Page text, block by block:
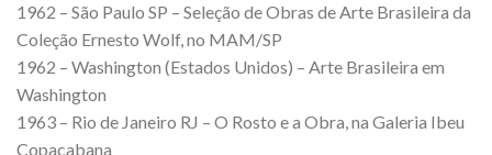
1962 – São Paulo SP – Seleção de Obras de Arte Brasileira da
Coleção Ernesto Wolf, no MAM/SP
1962 – Washington (Estados Unidos) – Arte Brasileira em
Washington
1963 – Rio de Janeiro RJ – O Rosto e a Obra, na Galeria Ibeu
Copacabana